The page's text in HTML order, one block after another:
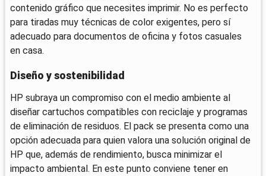
contenido gráfico que necesites imprimir. No es perfecto
para tiradas muy técnicas de color exigentes, pero sí
adecuado para documentos de oficina y fotos casuales
en casa.
Diseño y sostenibilidad
HP subraya un compromiso con el medio ambiente al
diseñar cartuchos compatibles con reciclaje y programas
de eliminación de residuos. El pack se presenta como una
opción adecuada para quien valora una solución original de
HP que, además de rendimiento, busca minimizar el
impacto ambiental. En este punto conviene tener en